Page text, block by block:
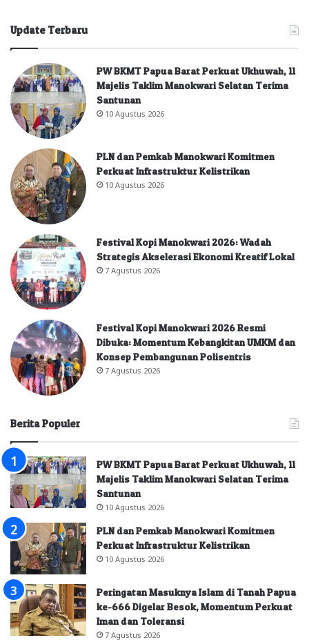
Update Terbaru
PW BKMT Papua Barat Perkuat Ukhuwah, 11
Majelis Taklim Manokwari Selatan Terima
Santunan
10 Agustus 2026
PLN dan Pemkab Manokwari Komitmen
Perkuat Infrastruktur Kelistrikan
10 Agustus 2026
Festival Kopi Manokwari 2026: Wadah
Strategis Akselerasi Ekonomi Kreatif Lokal
7 Agustus 2026
Festival Kopi Manokwari 2026 Resmi
Dibuka: Momentum Kebangkitan UMKM dan
Konsep Pembangunan Polisentris
7 Agustus 2026
Berita Populer
PW BKMT Papua Barat Perkuat Ukhuwah, 11
Majelis Taklim Manokwari Selatan Terima
Santunan
10 Agustus 2026
PLN dan Pemkab Manokwari Komitmen
Perkuat Infrastruktur Kelistrikan
10 Agustus 2026
Peringatan Masuknya Islam di Tanah Papua
ke-666 Digelar Besok, Momentum Perkuat
Iman dan Toleransi
7 Agustus 2026